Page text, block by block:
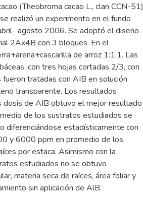
(Theobroma cacao L., clan CCN-51)
realizó un experimento en el fundo
agosto 2006. Se adoptó el diseño
2Ax4B con 3 bloques. En el
de arroz 1:1:1. Las
con tres hojas cortadas 2/3, con
tratadas con AIB en solución
transparente. Los resultados
dosis de AIB obtuvo el mejor resultado
de los sustratos estudiados se
diferenciándose estadísticamente con
y 6000 ppm en promedio de los
por estaca. Asimismo con la
estudiados no se obtuvo
materia seca de raíces, área foliar y
sin aplicación de AlB.